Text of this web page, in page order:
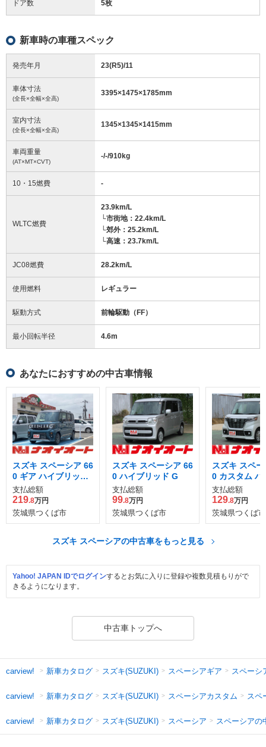
ドア数 5枚
新車時の車種スペック
発売年月 23(R5)/11
車体寸法
(全長×全幅×全高)
3395×1475×1785mm
室内寸法
(全長×全幅×全高)
1345×1345×1415mm
車両重量
(AT×MT×CVT)
-/-/910kg
10・15燃費 -
WLTC燃費
23.9km/L
└市街地：22.4km/L
└郊外：25.2km/L
└高速：23.7km/L
JC08燃費 28.2km/L
使用燃料 レギュラー
駆動方式 前輪駆動（FF）
最小回転半径 4.6m
あなたにおすすめの中古車情報
スズキ スペーシア 66
0 ギア ハイブリッド
XZ
支払総額
219.8万円
茨城県つくば市
スズキ スペーシア 66
0 ハイブリッド G
支払総額
99.8万円
茨城県つくば市
スズキ スペ
0 カスタム ハ
ッド GS
支払総額
129.8万円
茨城県つくば市
スズキ スペーシアの中古車をもっと見る
Yahoo! JAPAN IDでログインするとお気に入りに登録や複数見積もりがで
きるようになります。
中古車トップへ
carview! 新車カタログ スズキ(SUZUKI) スペーシアギア スペーシ
carview! 新車カタログ スズキ(SUZUKI) スペーシアカスタム スペ
carview! 新車カタログ スズキ(SUZUKI) スペーシア スペーシアの